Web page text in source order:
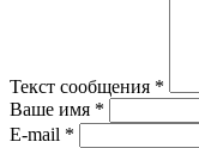
Текст сообщения *
Ваше имя *
E-mail *